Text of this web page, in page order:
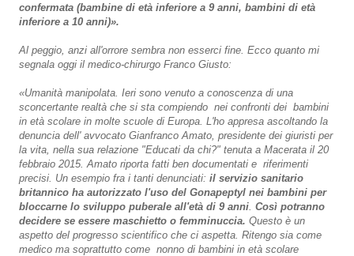
confermata (bambine di età inferiore a 9 anni, bambini di età
inferiore a 10 anni)».
Al peggio, anzi all'orrore sembra non esserci fine. Ecco quanto mi
segnala oggi il medico-chirurgo Franco Giusto:
«Umanità manipolata. Ieri sono venuto a conoscenza di una
sconcertante realtà che si sta compiendo nei confronti dei bambini
in età scolare in molte scuole di Europa. L'ho appresa ascoltando la
denuncia dell' avvocato Gianfranco Amato, presidente dei giuristi per
la vita, nella sua relazione "Educati da chi?" tenuta a Macerata il 20
febbraio 2015. Amato riporta fatti ben documentati e riferimenti
precisi. Un esempio fra i tanti denunciati: il servizio sanitario
britannico ha autorizzato l'uso del Gonapeptyl nei bambini per
bloccarne lo sviluppo puberale all'età di 9 anni Così potranno
decidere se essere maschietto o femminuccia. Questo è un
aspetto del progresso scientifico che ci aspetta. Ritengo sia come
medico ma soprattutto come nonno di bambini in età scolare